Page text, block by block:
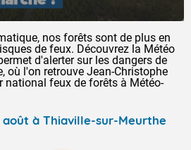
nos forêts sont de plus en
de feux. Découvrez la Météo
d'alerter sur les dangers de
où l'on retrouve Jean-Christophe
national feux de forêts à Météo-
août à Thiaville-sur-Meurthe